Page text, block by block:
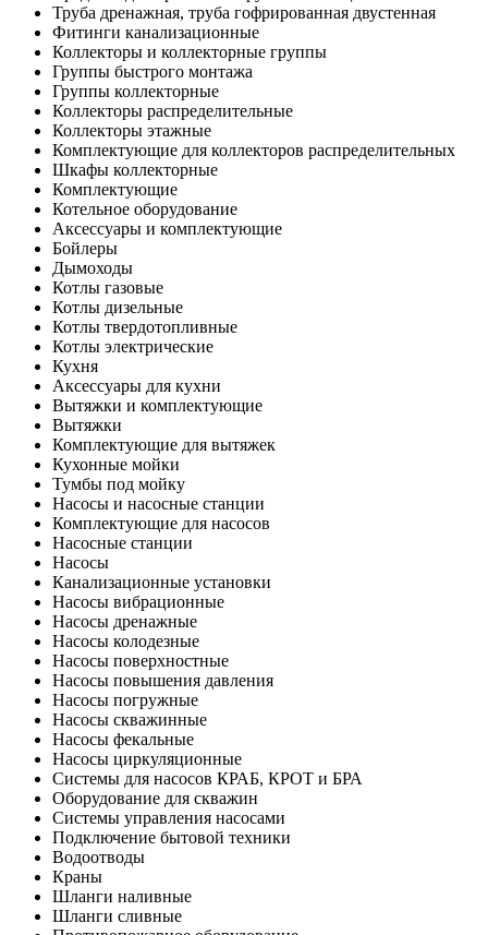
Труба дренажная, труба гофрированная двустенная
Фитинги канализационные
Коллекторы и коллекторные группы
Группы быстрого монтажа
Группы коллекторные
Коллекторы распределительные
Коллекторы этажные
Комплектующие для коллекторов распределительных
Шкафы коллекторные
Комплектующие
Котельное оборудование
Аксессуары и комплектующие
Бойлеры
Дымоходы
Котлы газовые
Котлы дизельные
Котлы твердотопливные
Котлы электрические
Кухня
Аксессуары для кухни
Вытяжки и комплектующие
Вытяжки
Комплектующие для вытяжек
Кухонные мойки
Тумбы под мойку
Насосы и насосные станции
Комплектующие для насосов
Насосные станции
Насосы
Канализационные установки
Насосы вибрационные
Насосы дренажные
Насосы колодезные
Насосы поверхностные
Насосы повышения давления
Насосы погружные
Насосы скважинные
Насосы фекальные
Насосы циркуляционные
Системы для насосов КРАБ, КРОТ и БРА
Оборудование для скважин
Системы управления насосами
Подключение бытовой техники
Водоотводы
Краны
Шланги наливные
Шланги сливные